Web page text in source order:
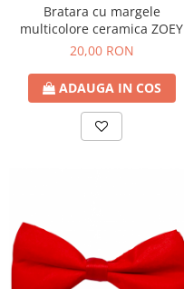
Bratara cu margele
multicolore ceramica ZOEY
20,00 RON
ADAUGA IN COS